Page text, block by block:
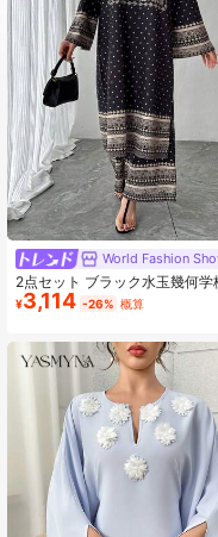
4.81 14K フォ
4.81 14K フォ
World Fashion
2点セット ブラック水玉幾何学
ック長袖マキシドレス + ウエ
ムワイドレッグパンツ エレガ
¥3,114 -26% 概算